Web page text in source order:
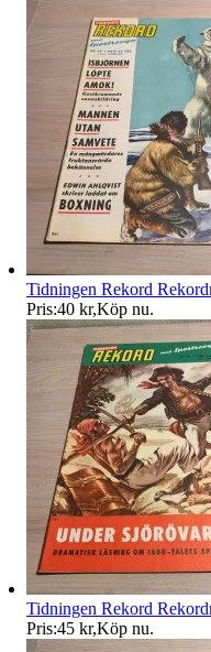
Tidningen Rekord
Pris:40 kr,Köp nu.
Tidningen Rekord
Pris:45 kr,Köp nu.